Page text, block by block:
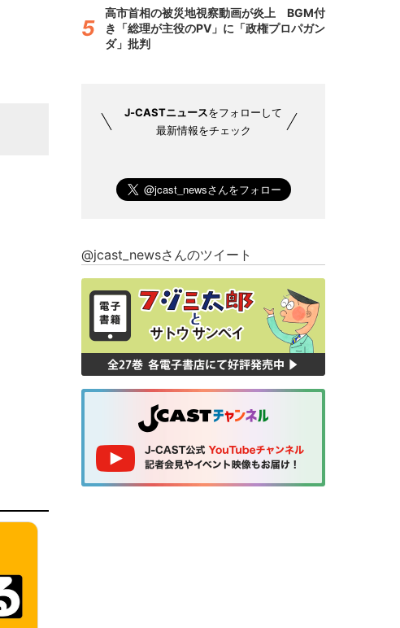
高市首相の被災地視察動画が炎上 BGM付
き「総理が主役のPV」に「政権プロパガン
ダ」批判
J-CASTニュースをフォローして
最新情報をチェック
@jcast_newsさんのツイート